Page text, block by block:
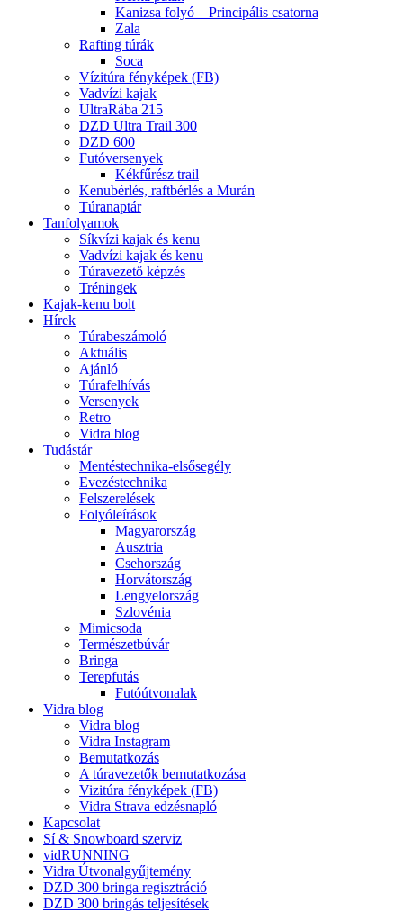
Kanizsa folyó – Principális csatorna
Zala
Rafting túrák
Soca
Vízitúra fényképek (FB)
Vadvízi kajak
UltraRába 215
DZD Ultra Trail 300
DZD 600
Futóversenyek
Kékfűrész trail
Kenubérlés, raftbérlés a Murán
Túranaptár
Tanfolyamok
Síkvízi kajak és kenu
Vadvízi kajak és kenu
Túravezető képzés
Tréningek
Kajak-kenu bolt
Hírek
Túrabeszámoló
Aktuális
Ajánló
Túrafelhívás
Versenyek
Retro
Vidra blog
Tudástár
Mentéstechnika-elsősegély
Evezéstechnika
Felszerelések
Folyóleírások
Magyarország
Ausztria
Csehország
Horvátország
Lengyelország
Szlovénia
Mimicsoda
Természetbúvár
Bringa
Terepfutás
Futóútvonalak
Vidra blog
Vidra blog
Vidra Instagram
Bemutatkozás
A túravezetők bemutatkozása
Vizitúra fényképek (FB)
Vidra Strava edzésnapló
Kapcsolat
Sí & Snowboard szerviz
vidRUNNING
Vidra Útvonalgyűjtemény
DZD 300 bringa regisztráció
DZD 300 bringás teljesítések